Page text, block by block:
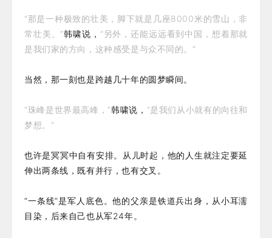
“那是一种极致的壮美，脚下就是几座8000米的雪山，非
常壮美。”韩啸说， “另外，还能远远看到中国，想着那就
是我们家的方向，这种感受是与众不同的。”
当然，那一刻也是跨越几十年的圆梦瞬间。
“珠峰是世界最高峰，”韩啸说， “是我们从小就有的向往和
梦想。”
也许是冥冥中自有安排。从儿时起，他的人生就注定要延
伸出两条线，既有并行，也有交叉。
“一条线”是军人底色。他的父亲是铁道兵出身，从小耳濡
目染，后来自己也从军24年。